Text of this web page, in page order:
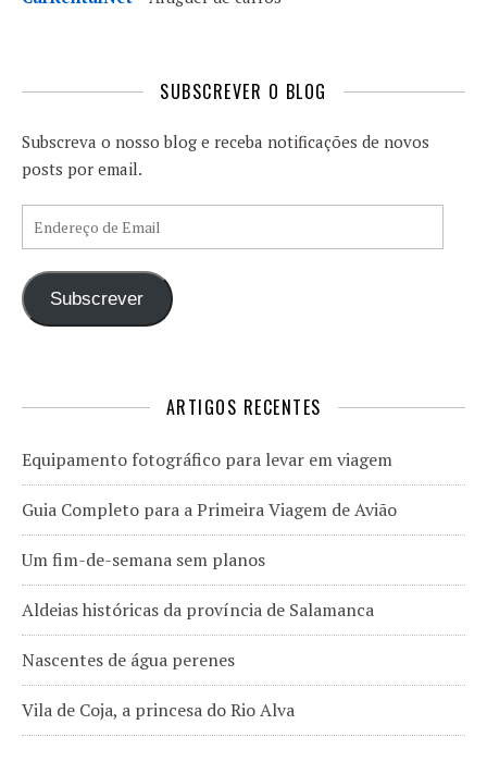
SUBSCREVER O BLOG
Subscreva o nosso blog e receba notificações de novos
posts por email.
Endereço de Email
Subscrever
ARTIGOS RECENTES
Equipamento fotográfico para levar em viagem
Guia Completo para a Primeira Viagem de Avião
Um fim-de-semana sem planos
Aldeias históricas da província de Salamanca
Nascentes de água perenes
Vila de Coja, a princesa do Rio Alva